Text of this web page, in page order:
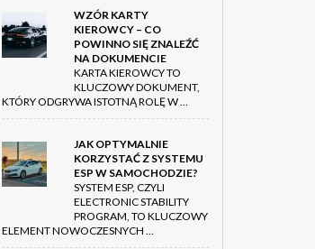
WZÓR KARTY
KIEROWCY – CO
POWINNO SIĘ ZNALEŹĆ
NA DOKUMENCIE
KARTA KIEROWCY TO
KLUCZOWY DOKUMENT,
KTÓRY ODGRYWA ISTOTNĄ ROLĘ W …
JAK OPTYMALNIE
KORZYSTAĆ Z SYSTEMU
ESP W SAMOCHODZIE?
SYSTEM ESP, CZYLI
ELECTRONIC STABILITY
PROGRAM, TO KLUCZOWY
ELEMENT NOWOCZESNYCH …